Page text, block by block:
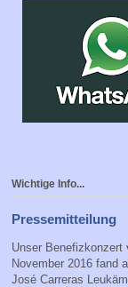
Wichtige Info...
Pressemitteilung
Unser Benefizkonzert
November 2016 fand
José Carreras